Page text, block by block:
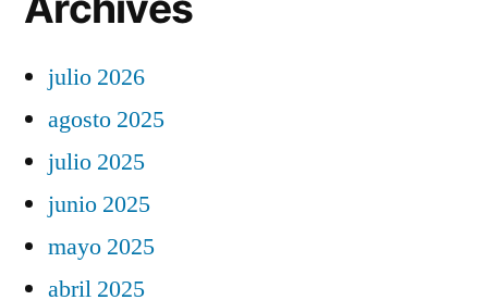
julio 2026
agosto 2025
julio 2025
junio 2025
mayo 2025
abril 2025